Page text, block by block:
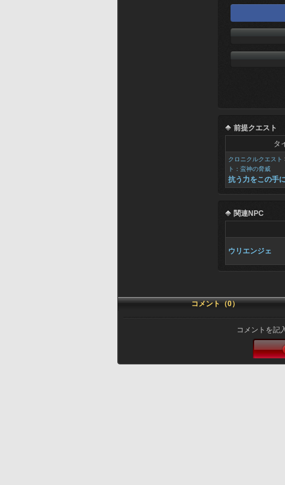
前提クエスト
タ
クロニクルクエスト
ト：蛮神の脅威
抗う力をこの手
関連NPC
ウリエンジェ
コメント（0）
コメントを記